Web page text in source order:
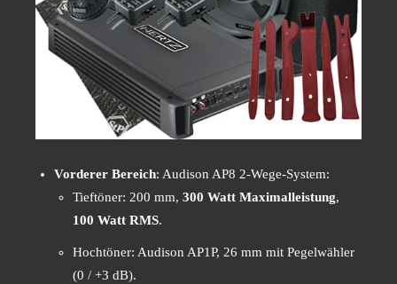
Vorderer Bereich: Audison AP8 2-Wege-System:
Tieftöner: 200 mm, 300 Watt Maximalleistung,
100 Watt RMS.
Hochtöner: Audison AP1P, 26 mm mit Pegelwähler
(0 / +3 dB).